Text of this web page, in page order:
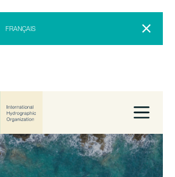
FRANÇAIS